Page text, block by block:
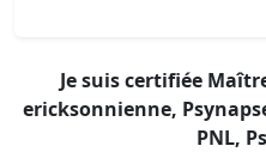
Je suis certifiée
ericksonnienne,
PNL,